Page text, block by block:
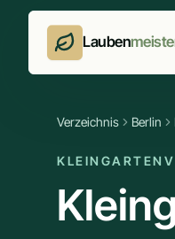
Lauben
Verzeichnis Berlin